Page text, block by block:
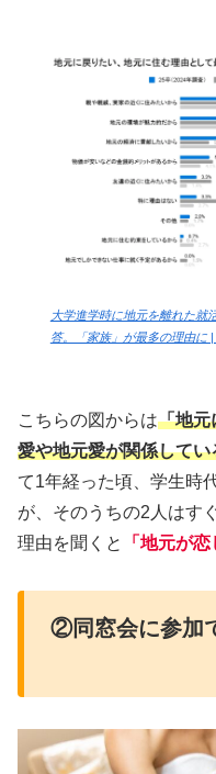
大学進学時に地元を離れた就
答。「家族」が最多の理由に
こちらの図からは「地元
愛や地元愛が関係してい
て1年経った頃、学生時
が、そのうちの2人はす
理由を聞くと
「地元が
②同窓会に参加